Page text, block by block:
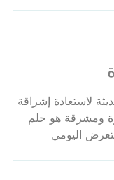
لاستعادة إشراقة
ومشرقة هو حلم
اليومي